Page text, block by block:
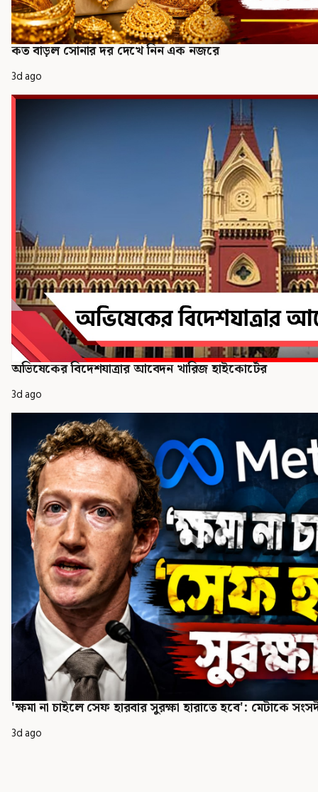
কত বাড়ল সোনার দর দেখে নিন এক নজরে
3d ago
অভিষেকের বিদেশযাত্রার আবেদন খারিজ হাইকোর্টের
3d ago
'ক্ষমা না চাইলে সেফ হারবার সুরক্ষা হারাতে হবে': মেটাকে
3d ago